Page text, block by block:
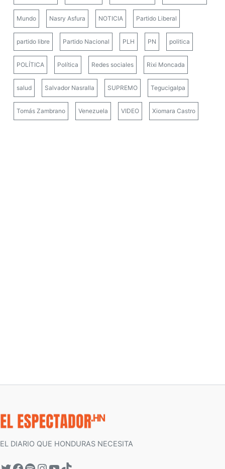
Mundo Nasry Asfura NOTICIA Partido Liberal
partido libre Partido Nacional PLH PN politica
POLÍTICA Política Redes sociales Rixi Moncada
salud Salvador Nasralla SUPREMO Tegucigalpa
Tomás Zambrano Venezuela VIDEO Xiomara Castro
EL DIARIO QUE HONDURAS NECESITA